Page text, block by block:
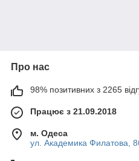
Про нас
98% позитивних з 2265
Працює з 21.09.2018
м. Одеса
ул. Академика Филатова,